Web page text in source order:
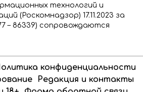
технологий и
(Роскомнадзор) 17.11.2023 за
86339) сопровождаются
конфиденциальности
Редакция и контакты